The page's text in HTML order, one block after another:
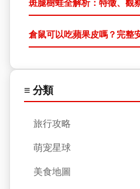
斑腿樹蛙全解析：特徵、觀
倉鼠可以吃蘋果皮嗎？完整
≡ 分類
旅行攻略
萌宠星球
美食地圖